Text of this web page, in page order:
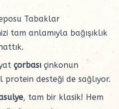
Tabaklar
tam anlamıyla bağışıklık
çorbası çinkonun
protein desteği de sağlıyor.
, tam bir klasik! Hem